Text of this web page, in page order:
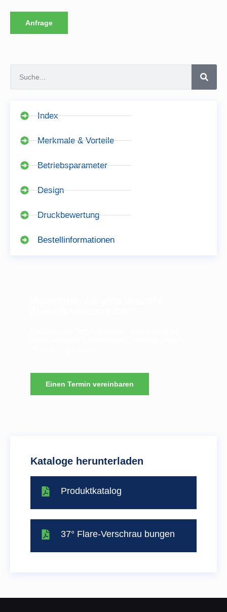
Index
Merkmale & Vorteile
Betriebsparameter
Design
Druckbewertung
Bestellinformationen
Einen Termin vereinbaren
Kataloge herunterladen
Produktkatalog
37° Flare-Verschrau bungen
Anfrage